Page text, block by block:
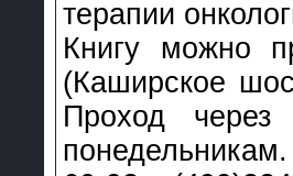
терапии
Книгу можно
(Каширское
Проход